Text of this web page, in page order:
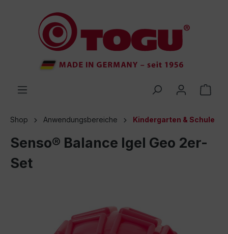
springen
Shop Anwendungsbereiche Kindergarten & Schule
Senso® Balance Igel Geo 2er-
Set